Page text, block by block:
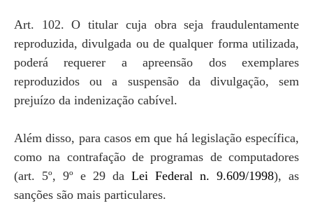
Art. 102. O titular cuja obra seja fraudulentamente
reproduzida, divulgada ou de qualquer forma utilizada,
poderá requerer a apreensão dos exemplares
reproduzidos ou a suspensão da divulgação, sem
prejuízo da indenização cabível.
Além disso, para casos em que há legislação específica,
como na contrafação de programas de computadores
(art. 5º, 9º e 29 da Lei Federal n. 9.609/1998), as
sanções são mais particulares.